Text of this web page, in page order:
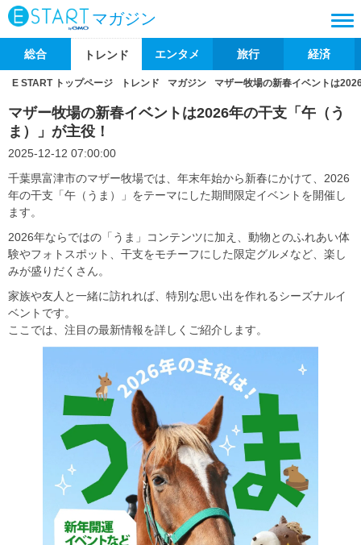
マガジン
総合 トレンド エンタメ 旅行 経済
E START トップページ トレンド マガジン マザー牧場の新春イベントは
マザー牧場の新春イベントは2026年の干支「午（う
ま）」が主役！
2025-12-12 07:00:00
千葉県富津市のマザー牧場では、年末年始から新春にかけて、2026
年の干支「午（うま）」をテーマにした期間限定イベントを開催し
ます。
2026年ならではの「うま」コンテンツに加え、動物とのふれあい体
験やフォトスポット、干支をモチーフにした限定グルメなど、楽し
みが盛りだくさん。
家族や友人と一緒に訪れれば、特別な思い出を作れるシーズナルイ
ベントです。
ここでは、注目の最新情報を詳しくご紹介します。